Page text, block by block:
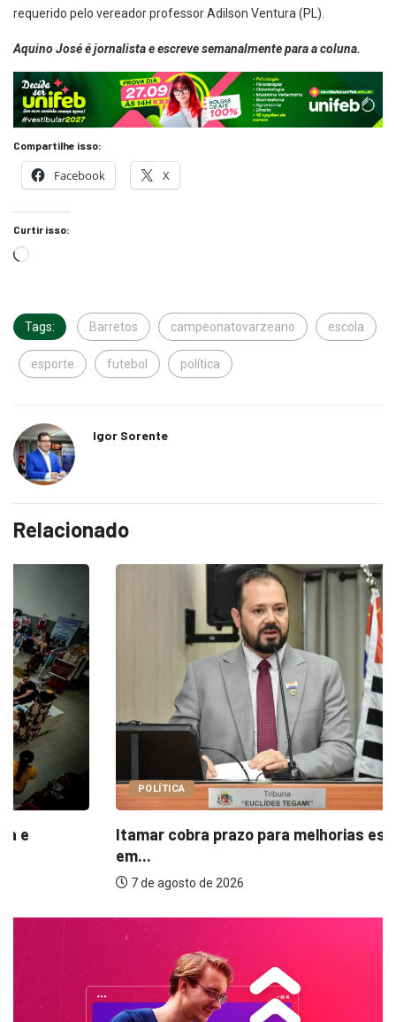
requerido pelo vereador professor Adilson Ventura (PL).
Aquino José é jornalista e escreve semanalmente para a coluna.
Compartilhe isso:
Facebook X
Curtir isso:
Tags: Barretos campeonatovarzeano escola
esporte futebol política
Igor Sorente
Relacionado
POLÍTICA
Itamar cobra prazo para melhorias estruturais
7 de agosto de 2026